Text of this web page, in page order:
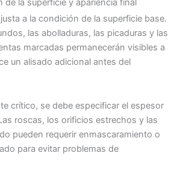
de la superficie y apariencia final
a la condición de la superficie base.
las abolladuras, las picaduras y las
marcadas permanecerán visibles a
un alisado adicional antes del
crítico, se debe especificar el espesor
roscas, los orificios estrechos y las
pueden requerir enmascaramiento o
para evitar problemas de